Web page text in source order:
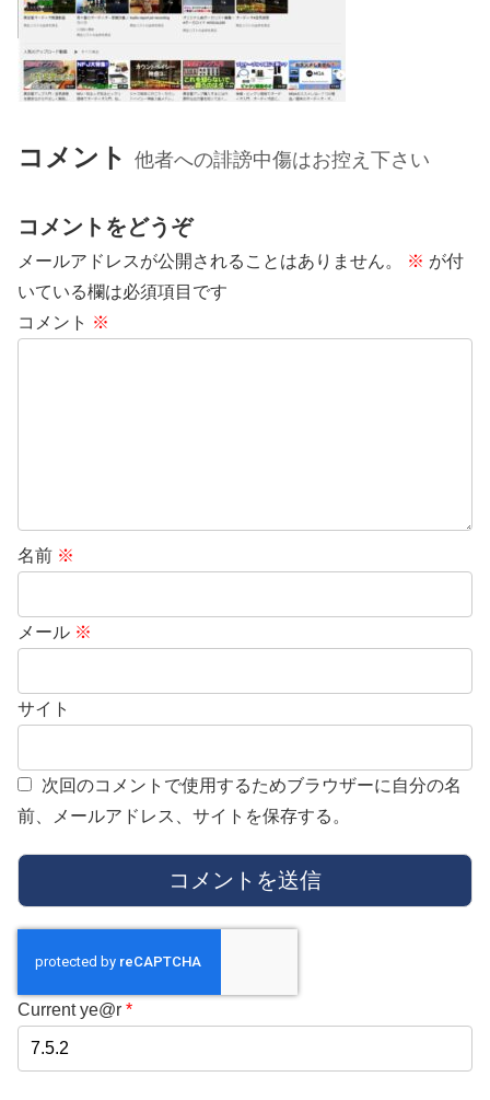
コメント 他者への誹謗中傷はお控え下さい
コメントをどうぞ
メールアドレスが公開されることはありません。 ※ が付
いている欄は必須項目です
コメント ※
名前 ※
メール ※
サイト
次回のコメントで使用するためブラウザーに自分の名
前、メールアドレス、サイトを保存する。
Current ye@r *